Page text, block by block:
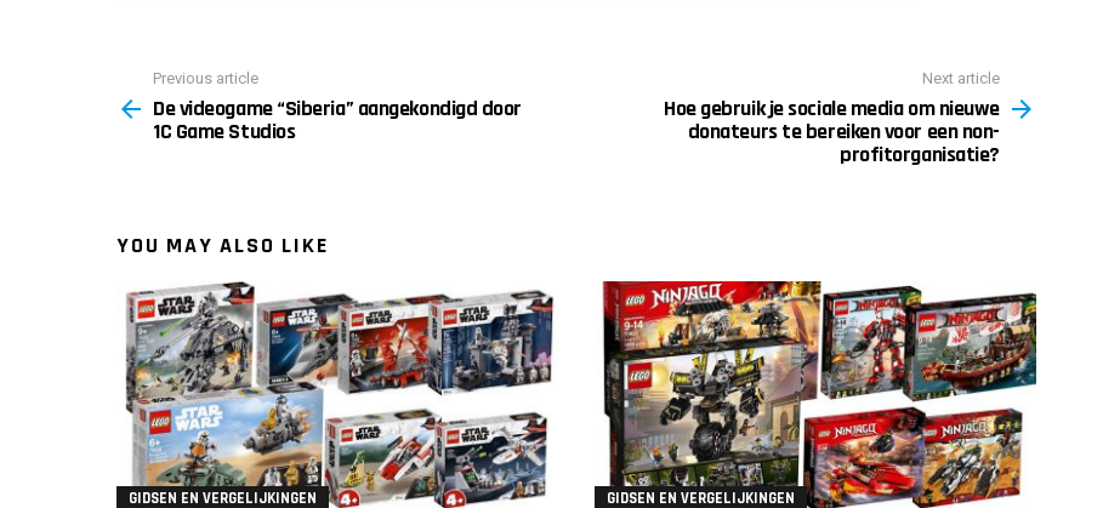
more
Previous article
De videogame “Siberia” aangekondigd door
1C Game Studios
Next article
Hoe gebruik je sociale media om nieuwe
donateurs te bereiken voor een non-
profitorganisatie?
YOU MAY ALSO LIKE
GIDSEN EN VERGELIJKINGEN GIDSEN EN VERGELIJKINGEN